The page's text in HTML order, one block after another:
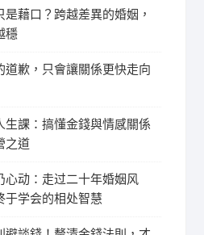
是藉口？跨越差異的婚姻，
穩
道歉，只會讓關係更快走向
生課：搞懂金錢與情感關係
之道
心动：走过二十年婚姻风
于学会的相处智慧